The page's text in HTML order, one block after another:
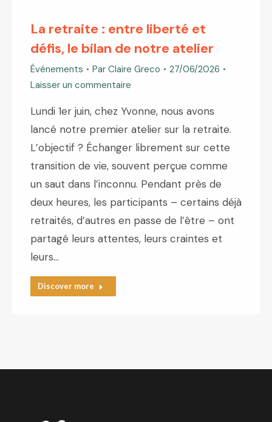
La retraite : entre liberté et
défis, le bilan de notre atelier
Événements Par Claire Greco
27/06/2026
Laisser un commentaire
Lundi 1er juin, chez Yvonne, nous avons
lancé notre premier atelier sur la retraite.
L’objectif ? Échanger librement sur cette
transition de vie, souvent perçue comme
un saut dans l’inconnu. Pendant près de
deux heures, les participants – certains déjà
retraités, d’autres en passe de l’être – ont
partagé leurs attentes, leurs craintes et
leurs…
Discover more